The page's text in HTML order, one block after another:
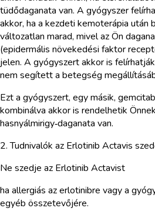
tüdődaganata van. A gyógyszer
akkor, ha a kezdeti kemoterápia
változatlan marad, mivel az Ön
(epidermális növekedési faktor
jelen. A gyógyszert akkor is
nem segített a betegség
Ezt a gyógyszert, egy másik,
kombinálva akkor is rendelhetik
hasnyálmirigy‑daganata van.
2. Tudnivalók az Erlotinib Actavis
Ne szedje az Erlotinib Actavist
ha allergiás az erlotinibre vagy a
egyéb összetevőjére.